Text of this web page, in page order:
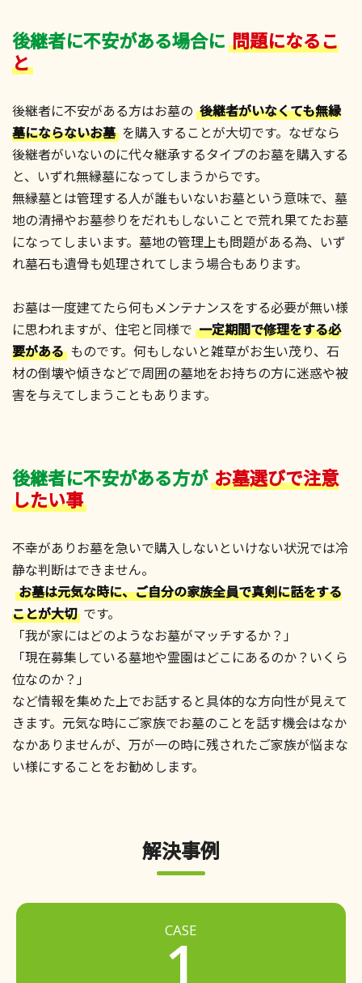
後継者に不安がある場合に 問題になるこ
と
後継者に不安がある方はお墓の 後継者がいなくても無縁
墓にならないお墓 を購入することが大切です。なぜなら
後継者がいないのに代々継承するタイプのお墓を購入する
と、いずれ無縁墓になってしまうからです。
無縁墓とは管理する人が誰もいないお墓という意味で、墓
地の清掃やお墓参りをだれもしないことで荒れ果てたお墓
になってしまいます。墓地の管理上も問題がある為、いず
れ墓石も遺骨も処理されてしまう場合もあります。
お墓は一度建てたら何もメンテナンスをする必要が無い様
に思われますが、住宅と同様で 一定期間で修理をする必
要がある ものです。何もしないと雑草がお生い茂り、石
材の倒壊や傾きなどで周囲の墓地をお持ちの方に迷惑や被
害を与えてしまうこともあります。
後継者に不安がある方が お墓選びで注意
したい事
不幸がありお墓を急いで購入しないといけない状況では冷
静な判断はできません。
お墓は元気な時に、ご自分の家族全員で真剣に話をする
ことが大切 です。
「我が家にはどのようなお墓がマッチするか？」
「現在募集している墓地や霊園はどこにあるのか？いくら
位なのか？」
など情報を集めた上でお話すると具体的な方向性が見えて
きます。元気な時にご家族でお墓のことを話す機会はなか
なかありませんが、万が一の時に残されたご家族が悩まな
い様にすることをお勧めします。
解決事例
CASE
1